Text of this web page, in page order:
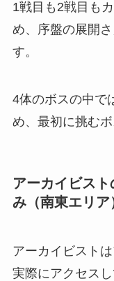
1戦目も2戦目も
め、序盤の展開
す。
4体のボスの中で
め、最初に挑む
アーカイビス
み（南東エリア
アーカイビスト
実際にアクセス